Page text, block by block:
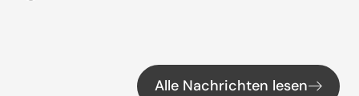
Alle Nachrichten lesen